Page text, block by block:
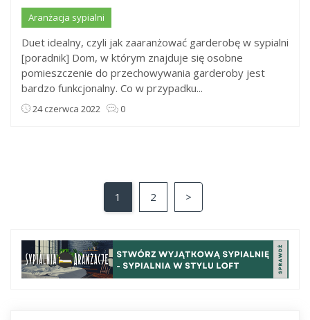
Aranżacja sypialni
Duet idealny, czyli jak zaaranżować garderobę w sypialni
[poradnik] Dom, w którym znajduje się osobne
pomieszczenie do przechowywania garderoby jest
bardzo funkcjonalny. Co w przypadku...
24 czerwca 2022 0
1 2 >